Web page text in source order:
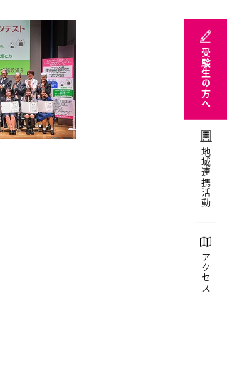
受験生の方へ
地域連携活動
アクセス